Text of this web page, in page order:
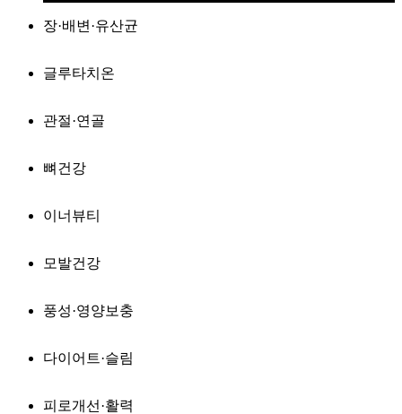
장·배변·유산균
글루타치온
관절·연골
뼈건강
이너뷰티
모발건강
풍성·영양보충
다이어트·슬림
피로개선·활력